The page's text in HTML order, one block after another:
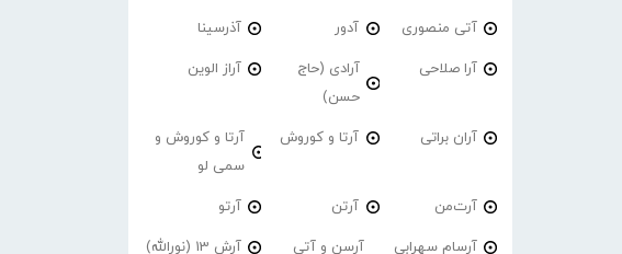
آتی منصوری آدور آذرسینا
آرا صلاحی
آرادی (حاج
حسن)
آراز الوین
آران براتی آرتا و کوروش
آرتا و کوروش و
سمی لو
آرت‌من آرتن آرتو
آرسام سهرابی
آرسن و آتی
آرش 13 (نورالله)